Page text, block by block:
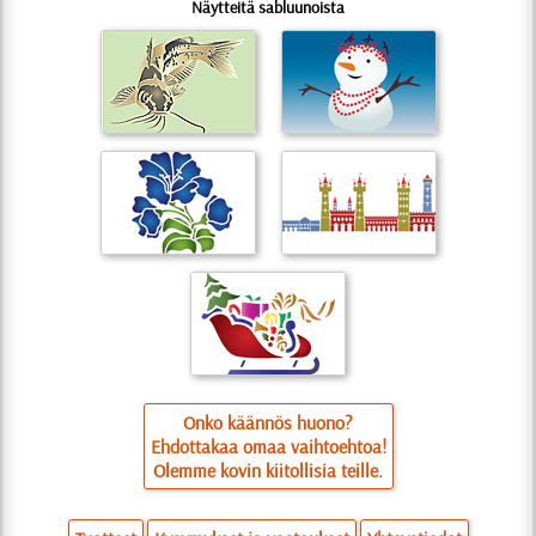
Näytteitä sabluunoista
Onko käännös huono?
Ehdottakaa omaa vaihtoehtoa!
Olemme kovin kiitollisia teille.